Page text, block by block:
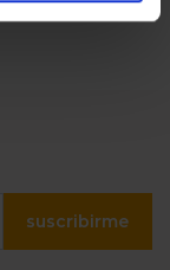
suscribirme